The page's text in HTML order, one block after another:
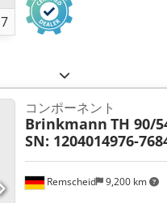
7
Remscheid 9,200 km
コンポーネント
Brinkmann TH 90/
SN: 1204014976-